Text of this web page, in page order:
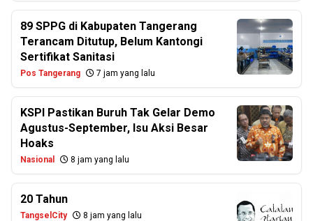
89 SPPG di Kabupaten Tangerang
Terancam Ditutup, Belum Kantongi
Sertifikat Sanitasi
Pos Tangerang 7 jam yang lalu
KSPI Pastikan Buruh Tak Gelar Demo
Agustus-September, Isu Aksi Besar
Hoaks
Nasional 8 jam yang lalu
20 Tahun
TangselCity 8 jam yang lalu